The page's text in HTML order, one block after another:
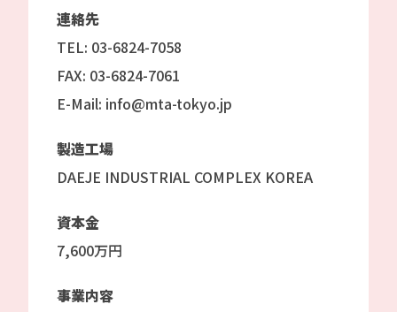
連絡先
TEL: 03-6824-7058
FAX: 03-6824-7061
E-Mail: info@mta-tokyo.jp
製造工場
DAEJE INDUSTRIAL COMPLEX KOREA
資本金
7,600万円
事業内容